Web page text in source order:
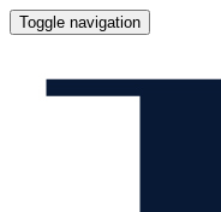
Toggle navigation